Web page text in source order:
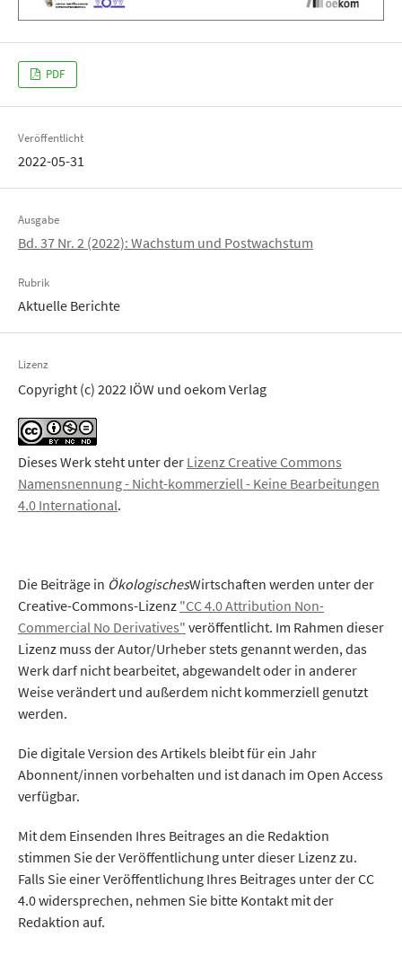
PDF
Veröffentlicht
2022-05-31
Ausgabe
Bd. 37 Nr. 2 (2022): Wachstum und Postwachstum
Rubrik
Aktuelle Berichte
Lizenz
Copyright (c) 2022 IÖW und oekom Verlag
Dieses Werk steht unter der Lizenz Creative Commons
Namensnennung - Nicht-kommerziell - Keine Bearbeitungen
4.0 International.
Die Beiträge in ÖkologischesWirtschaften werden unter der
Creative-Commons-Lizenz "CC 4.0 Attribution Non-
Commercial No Derivatives" veröffentlicht. Im Rahmen dieser
Lizenz muss der Autor/Urheber stets genannt werden, das
Werk darf nicht bearbeitet, abgewandelt oder in anderer
Weise verändert und außerdem nicht kommerziell genutzt
werden.
Die digitale Version des Artikels bleibt für ein Jahr
Abonnent/innen vorbehalten und ist danach im Open Access
verfügbar.
Mit dem Einsenden Ihres Beitrages an die Redaktion
stimmen Sie der Veröffentlichung unter dieser Lizenz zu.
Falls Sie einer Veröffentlichung Ihres Beitrages unter der CC
4.0 widersprechen, nehmen Sie bitte Kontakt mit der
Redaktion auf.